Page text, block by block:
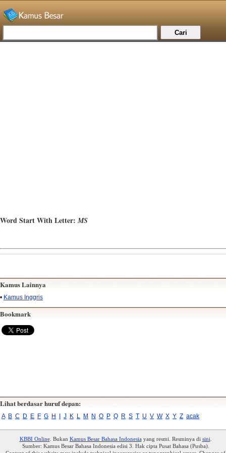
Word Start With Letter:MS
Kamus Lainnya
• Kamus Inggris
Bookmark
Lihat berdasar huruf depan:
A B C D E F G H J K L M N O P Q R S T U V W X Y Z acak
KBBI Online. Bukan Kamus Besar Bahasa Indonesiayang resmi. Resminya di sini.
Sumber: Kamus Besar Bahasa Indonesia edisi 3. Hak cipta Pusat Bahasa (Pusba).